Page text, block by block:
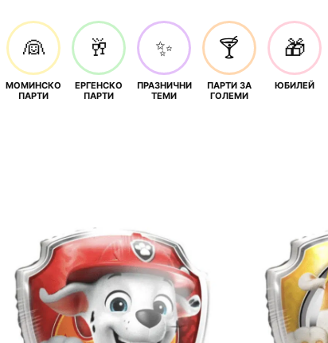
👰
МОМИНСКО
ПАРТИ
🥂
ЕРГЕНСКО
ПАРТИ
✨
ПРАЗНИЧНИ
ТЕМИ
🍸
ПАРТИ ЗА
ГОЛЕМИ
🎁
ЮБИЛЕЙ